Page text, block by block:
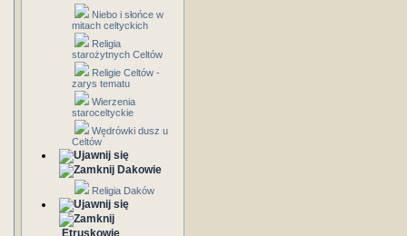
Niebo i słońce w
mitach celtyckich
Religia
starożytnych Celtów
Religie Celtów -
zarys tematu
Wierzenia
staroceltyckie
Wędrówki dusz u
Celtów
Dakowie
Religia Daków
Etruskowie